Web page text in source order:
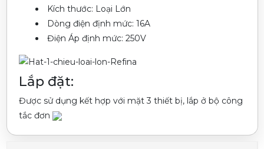
Kích thước: Loại Lớn
Dòng điện định mức: 16A
Điện Áp định mức: 250V
Lắp đặt:
Được sử dụng kết hợp với mặt 3 thiết bị, lắp ở bộ công
tắc đơn